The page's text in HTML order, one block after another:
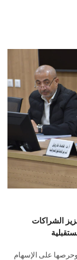
الشراكات
على الإسهام